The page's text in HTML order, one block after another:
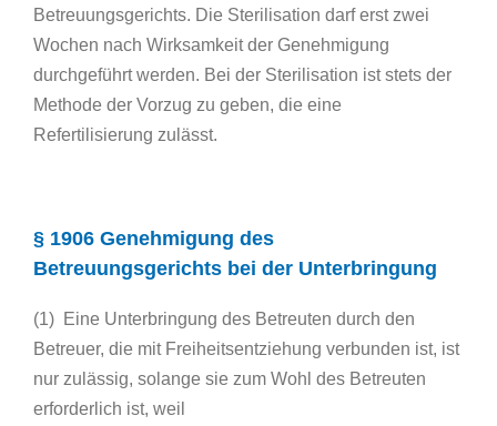
Betreuungsgerichts. Die Sterilisation darf erst zwei
Wochen nach Wirksamkeit der Genehmigung
durchgeführt werden. Bei der Sterilisation ist stets der
Methode der Vorzug zu geben, die eine
Refertilisierung zulässt.
§ 1906 Genehmigung des
Betreuungsgerichts bei der Unterbringung
(1) Eine Unterbringung des Betreuten durch den
Betreuer, die mit Freiheitsentziehung verbunden ist, ist
nur zulässig, solange sie zum Wohl des Betreuten
erforderlich ist, weil